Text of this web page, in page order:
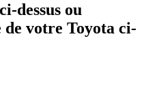
dessus ou
de votre Toyota ci-